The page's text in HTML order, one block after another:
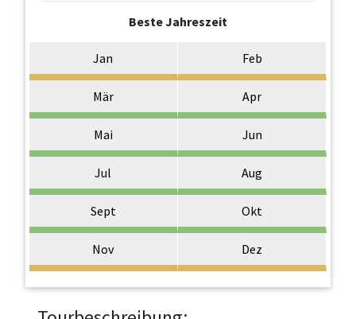
Beste Jahreszeit
Jan Feb
Mär Apr
Mai Jun
Jul Aug
Sept Okt
Nov Dez